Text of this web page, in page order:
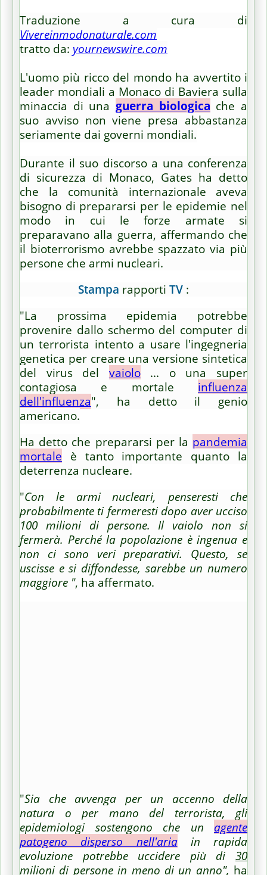
Traduzione a cura di
Vivereinmodonaturale.com
tratto da: yournewswire.com
L'uomo più ricco del mondo ha avvertito i
leader mondiali a Monaco di Baviera sulla
minaccia di una guerra biologica che a
suo avviso non viene presa abbastanza
seriamente dai governi mondiali.
Durante il suo discorso a una conferenza
di sicurezza di Monaco, Gates ha detto
che la comunità internazionale aveva
bisogno di prepararsi per le epidemie nel
modo in cui le forze armate si
preparavano alla guerra, affermando che
il bioterrorismo avrebbe spazzato via più
persone che armi nucleari.
Stampa rapporti TV :
"La prossima epidemia potrebbe
provenire dallo schermo del computer di
un terrorista intento a usare l'ingegneria
genetica per creare una versione sintetica
del virus del vaiolo... o una super
contagiosa e mortale influenza
dell'influenza", ha detto il genio
americano.
Ha detto che prepararsi per la pandemia
mortale è tanto importante quanto la
deterrenza nucleare.
"Con le armi nucleari, penseresti che
probabilmente ti fermeresti dopo aver ucciso
100 milioni di persone.Il vaiolo non si
fermerà. Perché la popolazione è ingenua e
non ci sono veri preparativi. Questo, se
uscisse e si diffondesse, sarebbe un numero
maggiore ", ha affermato.
"Sia che avvenga per un accenno della
natura o per mano del terrorista, gli
epidemiologi sostengono che un agente
patogeno disperso nell'ariain rapida
evoluzione potrebbe uccidere più di 30
milioni di persone in meno di un anno", ha